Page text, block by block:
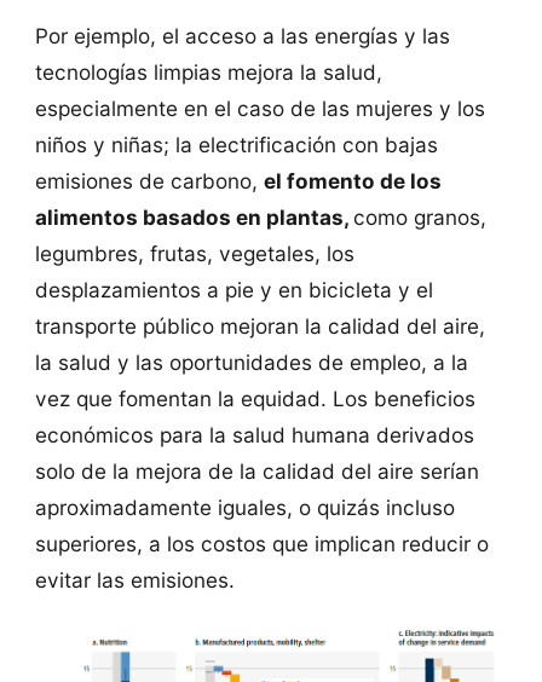
Por ejemplo, el acceso a las energías y las
tecnologías limpias mejora la salud,
especialmente en el caso de las mujeres y los
niños y niñas; la electrificación con bajas
emisiones de carbono, el fomento de los
alimentos basados en plantas,como granos,
legumbres, frutas, vegetales, los
desplazamientos a pie y en bicicleta y el
transporte público mejoran la calidad del aire,
la salud y las oportunidades de empleo, a la
vez que fomentan la equidad. Los beneficios
económicos para la salud humana derivados
solo de la mejora de la calidad del aire serían
aproximadamente iguales, o quizás incluso
superiores, a los costos que implican reducir o
evitar las emisiones.